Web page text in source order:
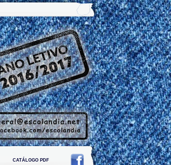
CATÁLOGO PDF